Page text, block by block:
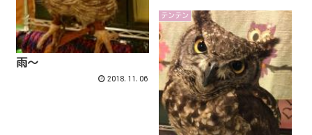
雨～
2018.11.06
テンテン